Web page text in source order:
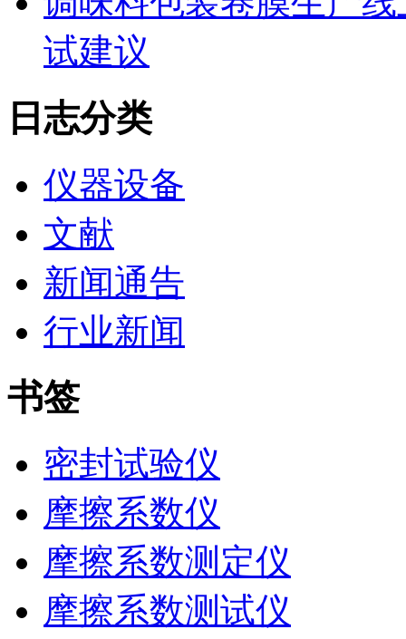
试建议
日志分类
仪器设备
文献
新闻通告
行业新闻
书签
密封试验仪
摩擦系数仪
摩擦系数测定仪
摩擦系数测试仪